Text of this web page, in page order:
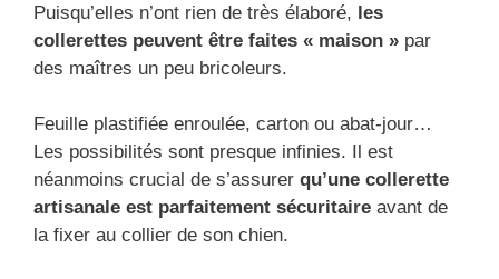
Puisqu’elles n’ont rien de très élaboré, les
collerettes peuvent être faites « maison » par
des maîtres un peu bricoleurs.
Feuille plastifiée enroulée, carton ou abat-jour…
Les possibilités sont presque infinies. Il est
néanmoins crucial de s’assurer qu’une collerette
artisanale est parfaitement sécuritaire avant de
la fixer au collier de son chien.